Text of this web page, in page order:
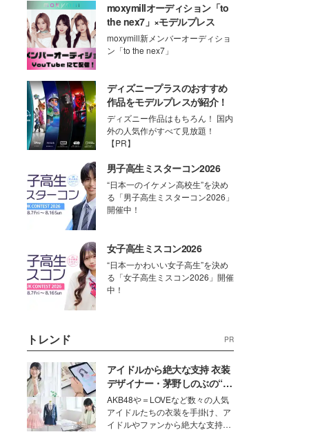
moxymillオーディション「to
the nex7」×モデルプレス
moxymill新メンバーオーディショ
ン「to the nex7」
ディズニープラスのおすすめ
作品をモデルプレスが紹介！
ディズニー作品はもちろん！ 国内
外の人気作がすべて見放題！
【PR】
男子高生ミスターコン2026
“日本一のイケメン高校生”を決め
る「男子高生ミスターコン2026」
開催中！
女子高生ミスコン2026
“日本一かわいい女子高生”を決め
る「女子高生ミスコン2026」開催
中！
トレンド PR
アイドルから絶大な支持 衣装
デザイナー・茅野しのぶの“可
愛い”を作る美学＜「シチズン
クロスシー」インタビュー＞
AKB48や＝LOVEなど数々の人気
アイドルたちの衣装を手掛け、ア
イドルやファンから絶大な支持を